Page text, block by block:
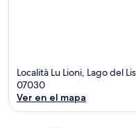
Località Lu Lioni, Lago del
07030
Ver en el mapa